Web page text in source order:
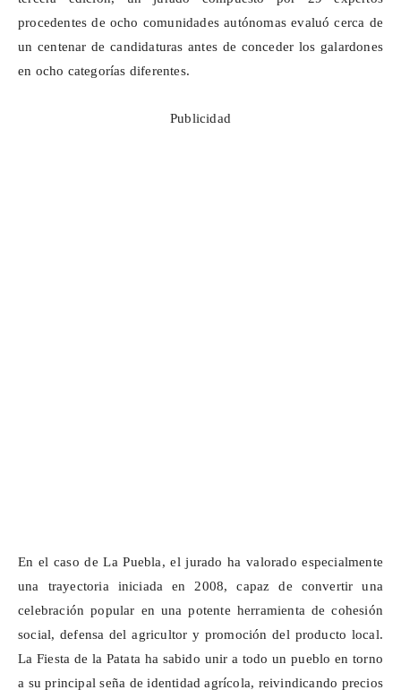
procedentes de ocho comunidades autónomas evaluó cerca de
un centenar de candidaturas antes de conceder los galardones
en ocho categorías diferentes.
Publicidad
En el caso de La Puebla, el jurado ha valorado especialmente
una trayectoria iniciada en 2008, capaz de convertir una
celebración popular en una potente herramienta de cohesión
social, defensa del agricultor y promoción del producto local.
La Fiesta de la Patata ha sabido unir a todo un pueblo en torno
a su principal seña de identidad agrícola, reivindicando precios